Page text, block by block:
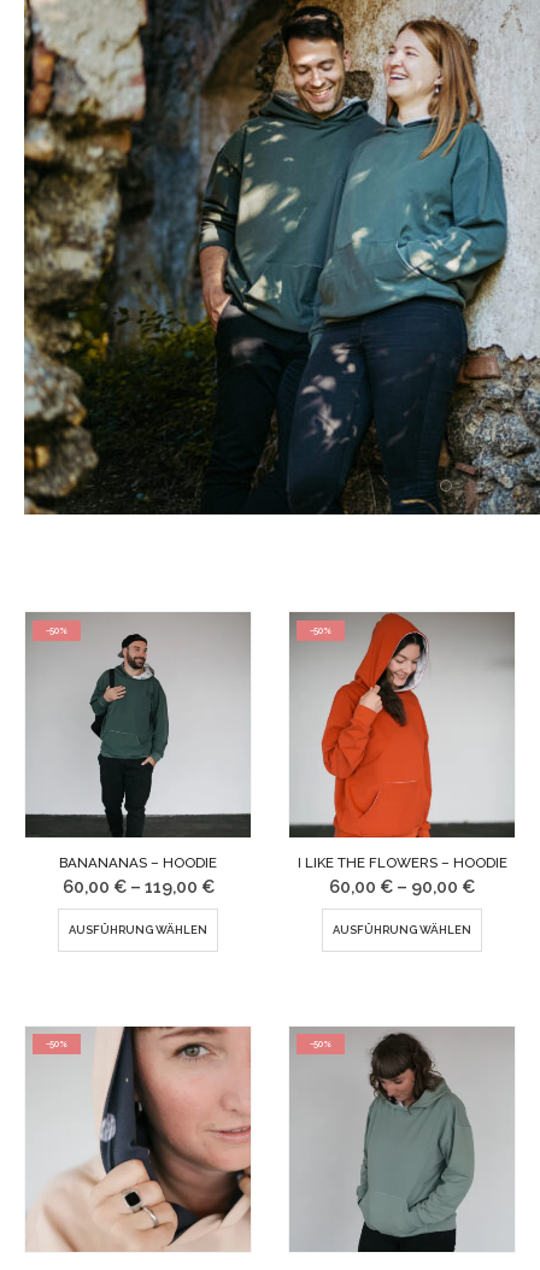
-50%
BANANANAS – HOODIE
60,00 €– 119,00 €
AUSFÜHRUNG WÄHLEN
Produkt
mehrere
Varianten
auf.
Die
Optionen
können
auf
-50%
I LIKE THE FLOWERS – HOODIE
60,00 € – 90,00 €
AUSFÜHRUNG WÄHLEN
-50% -50%